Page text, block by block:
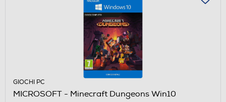
GIOCHI PC
MICROSOFT - Minecraft Dungeons Win10